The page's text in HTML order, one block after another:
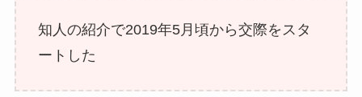
知人の紹介で2019年5月頃から交際をスタ
ートした